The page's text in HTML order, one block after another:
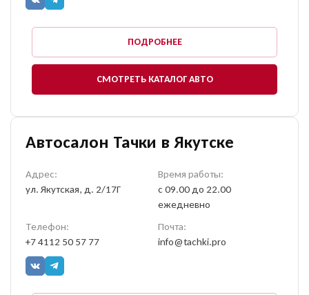
ПОДРОБНЕЕ
СМОТРЕТЬ КАТАЛОГ АВТО
Автосалон Тачки в Якутске
Адрес:
ул. Якутская, д. 2/17Г
Время работы:
с 09.00 до 22.00
ежедневно
Телефон:
+7 4112 50 57 77
Почта:
info@tachki.pro